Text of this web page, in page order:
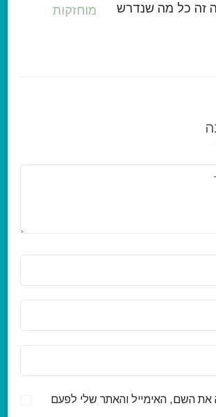
זה כל מה שנדרש
את השם, האימייל והאתר שלי לפעם